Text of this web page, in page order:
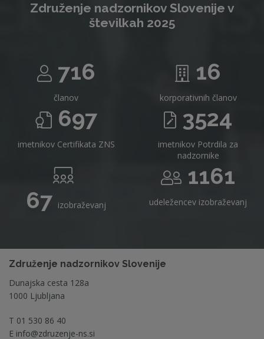
Združenje nadzornikov Slovenije v
številkah 2025
716
članov
16
korporativnih članov
697
imetnikov Certifikata ZNS
3524
imetnikov Potrdila za
nadzornike
67 izobraževanj
1161
udeležencev izobraževanj
Združenje nadzornikov Slovenije
Dunajska cesta 128a
1000 Ljubljana
T 01 530 86 40
E info@zdruzenje-ns.si